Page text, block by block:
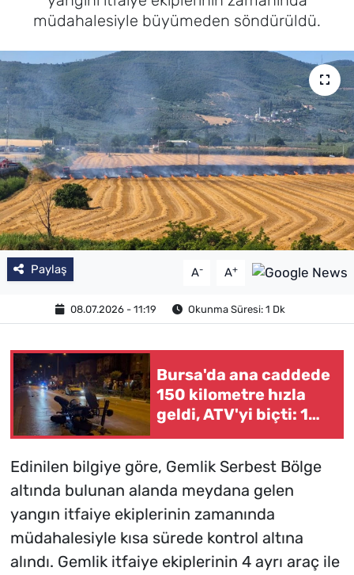
müdahalesiyle büyümeden söndürüldü.
Paylaş A- A+
08.07.2026 - 11:19 Okunma Süresi: 1 Dk
Bursa'da ana caddede
150 kilometre hızla
geldi, ATV'yi biçti: 1
Edinilen bilgiye göre, Gemlik Serbest Bölge
altında bulunan alanda meydana gelen
yangın itfaiye ekiplerinin zamanında
müdahalesiyle kısa sürede kontrol altına
alındı. Gemlik itfaiye ekiplerinin 4 ayrı araç ile